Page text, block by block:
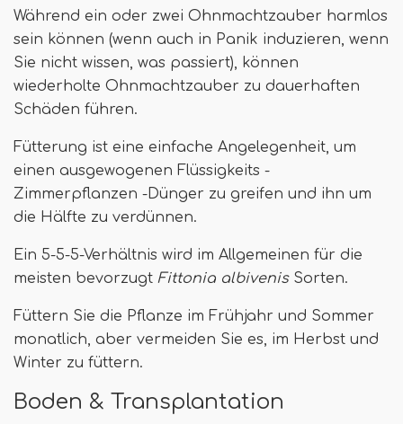
Während ein oder zwei Ohnmachtzauber harmlos
sein können (wenn auch in Panik induzieren, wenn
Sie nicht wissen, was passiert), können
wiederholte Ohnmachtzauber zu dauerhaften
Schäden führen.
Fütterung ist eine einfache Angelegenheit, um
einen ausgewogenen Flüssigkeits -
Zimmerpflanzen -Dünger zu greifen und ihn um
die Hälfte zu verdünnen.
Ein 5-5-5-Verhältnis wird im Allgemeinen für die
meisten bevorzugt Fittonia albivenisSorten.
Füttern Sie die Pflanze im Frühjahr und Sommer
monatlich, aber vermeiden Sie es, im Herbst und
Winter zu füttern.
Boden & Transplantation